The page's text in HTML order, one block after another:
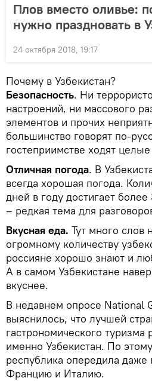
Плов вместо оливье:
нужно праздновать в
24 октября 2018, 19:17
Почему в Узбекистан?
Безопасность. Ни
настроений, ни массового
элементов и прочих
большинство говорят по-
гостеприимстве ходят
Отличная погода. В
всегда хорошая погода.
дней в году достигает
– редкая тема для
Вкусная еда. Тут много слов
огромному количеству
россияне хорошо знают и
А в самом Узбекистане
вкуснее.
В недавнем опросе National
выяснилось, что лучшей
гастрономического туризма
именно Узбекистан. По
республика опередила
Францию и Италию.